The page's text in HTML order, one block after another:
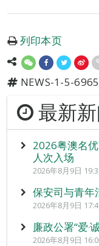
列印本页
NEWS-1-5-
最新
2026粤澳名
人次入场
2026年8月9日
保安司与青年
2026年8月9日
廉政公署“爱‧
2026年8月9日